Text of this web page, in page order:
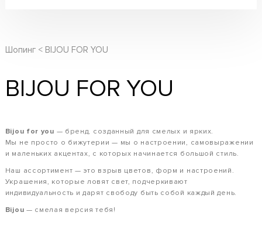
Шопинг BIJOU FOR YOU
BIJOU FOR YOU
Bijou for you — бренд, созданный для смелых и ярких.
Мы не просто о бижутерии — мы о настроении, самовыражении
и маленьких акцентах, с которых начинается большой стиль.
Наш ассортимент — это взрыв цветов, форм и настроений.
Украшения, которые ловят свет, подчеркивают
индивидуальность и дарят свободу быть собой каждый день.
Bijou — смелая версия тебя!